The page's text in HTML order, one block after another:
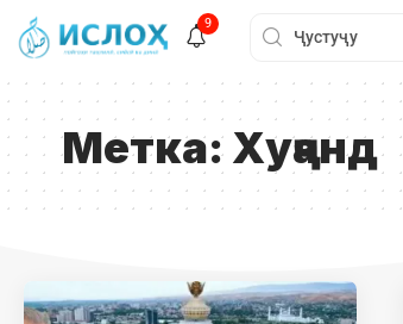
9
Метка:Хуҷанд